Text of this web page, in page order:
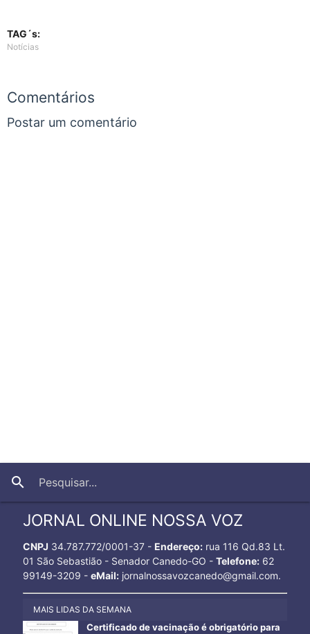
TAG´s:
Notícias
Comentários
Postar um comentário
search
JORNAL ONLINE NOSSA VOZ
CNPJ 34.787.772/0001-37 - Endereço:rua 116 Qd.83 Lt.
01 São Sebastião - Senador Canedo-GO - Telefone:62
99149-3209 - eMail:jornalnossavozcanedo@gmail.com.
MAIS LIDAS DA SEMANA
Certificado de vacinação é obrigatório para